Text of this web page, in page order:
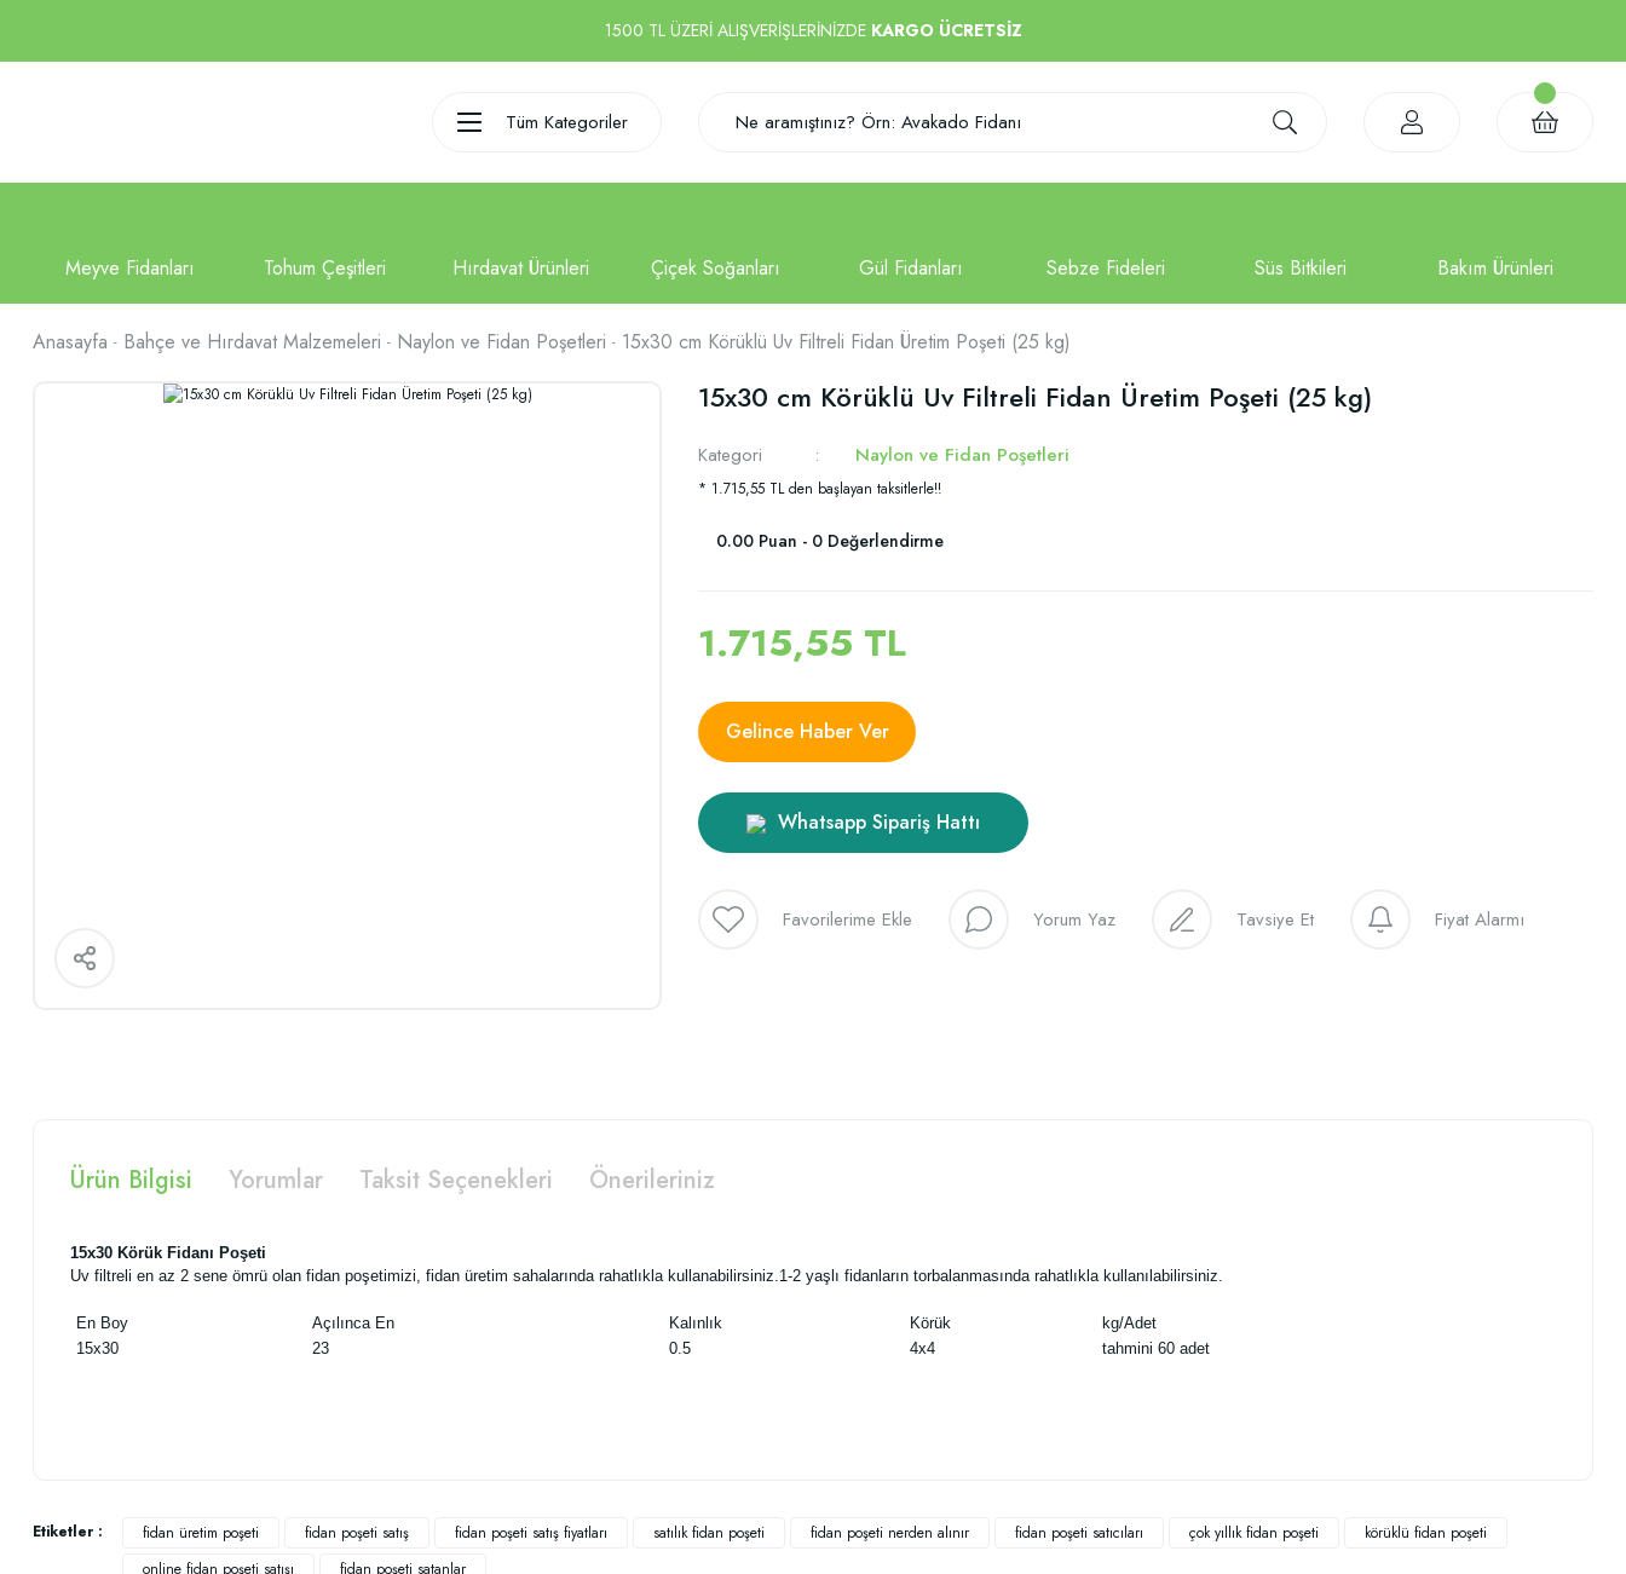
1500 TL ÜZERİ ALIŞVERİŞLERİNİZDE KARGO ÜCRETSİZ
Tüm Kategoriler
Anasayfa Bahçe ve Hırdavat Malzemeleri Naylon ve Fidan Poşetleri 15x30 cm Körüklü Uv Filtreli Fidan Üretim Poşeti (25 kg)
15x30 cm Körüklü Uv Filtreli Fidan Üretim Poşeti (25 kg)
Kategori Naylon ve Fidan Poşetleri
* 1.715,55 TL den başlayan taksitlerle!!
0.00 Puan - 0 Değerlendirme
1.715,55 TL
Gelince Haber Ver
Whatsapp Sipariş Hattı
Yorum Yaz Tavsiye Et Fiyat Alarmı
Ürün Bilgisi Yorumlar Taksit Seçenekleri Önerileriniz
15x30 Körük Fidanı Poşeti
Uv filtreli en az 2 sene ömrü olan fidan poşetimizi, fidan üretim sahalarında rahatlıkla kullanabilirsiniz.1-2 yaşlı fidanların torbalanmasında rahatlıkla kullanılabilirsiniz.
En Boy Açılınca En Kalınlık Körük
kg/Adet
15x30
23 0.5 4x4 tahmini 60 adet
Bu ürüne ilk yorumu siz yapın!
Etiketler : fidan üretim poşeti fidan poşeti satış fidan poşeti satış fiyatları satılık fidan poşeti fidan poşeti nerden alınır fidan poşeti satıcıları çok yıllık fidan poşeti
körüklü fidan poşeti
online fidan poşeti satışı
fidan poşeti satanlar